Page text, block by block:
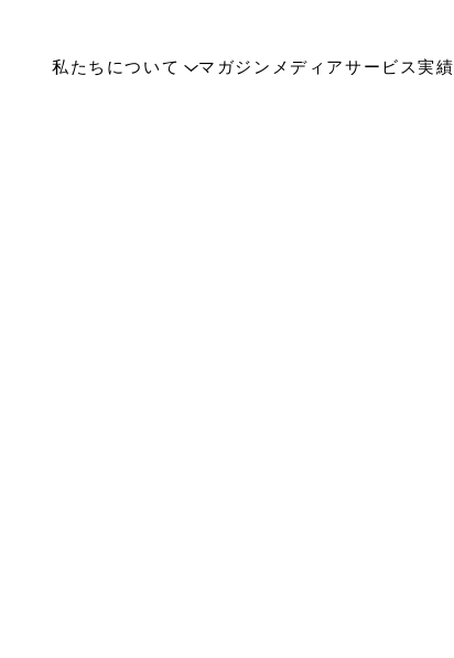
私たちについて マガジン メディアサービス実績